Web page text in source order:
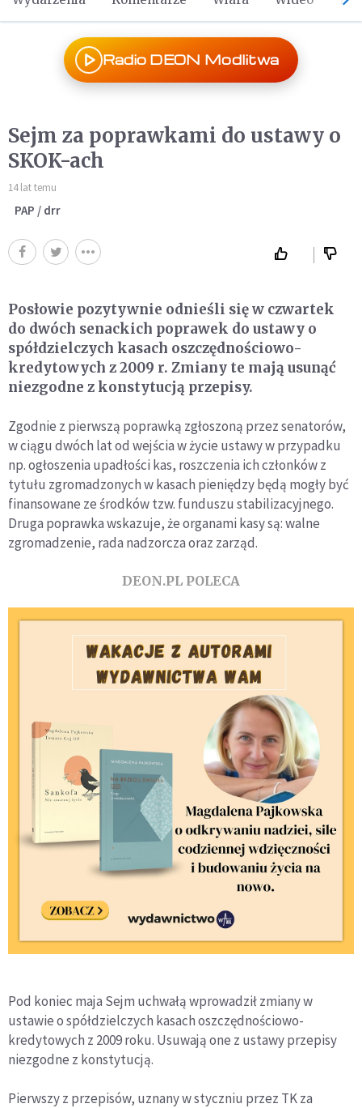
Radio DEON Modlitwa
Sejm za poprawkami do ustawy o
SKOK-ach
14 lat temu
PAP / drr
Posłowie pozytywnie odnieśli się w czwartek
do dwóch senackich poprawek do ustawy o
spółdzielczych kasach oszczędnościowo-
kredytowych z 2009 r. Zmiany te mają usunąć
niezgodne z konstytucją przepisy.
Zgodnie z pierwszą poprawką zgłoszoną przez senatorów,
w ciągu dwóch lat od wejścia w życie ustawy w przypadku
np. ogłoszenia upadłości kas, roszczenia ich członków z
tytułu zgromadzonych w kasach pieniędzy będą mogły być
finansowane ze środków tzw. funduszu stabilizacyjnego.
Druga poprawka wskazuje, że organami kasy są: walne
zgromadzenie, rada nadzorcza oraz zarząd.
DEON.PL POLECA
Pod koniec maja Sejm uchwałą wprowadził zmiany w
ustawie o spółdzielczych kasach oszczędnościowo-
kredytowych z 2009 roku. Usuwają one z ustawy przepisy
niezgodne z konstytucją.
Pierwszy z przepisów, uznany w styczniu przez TK za